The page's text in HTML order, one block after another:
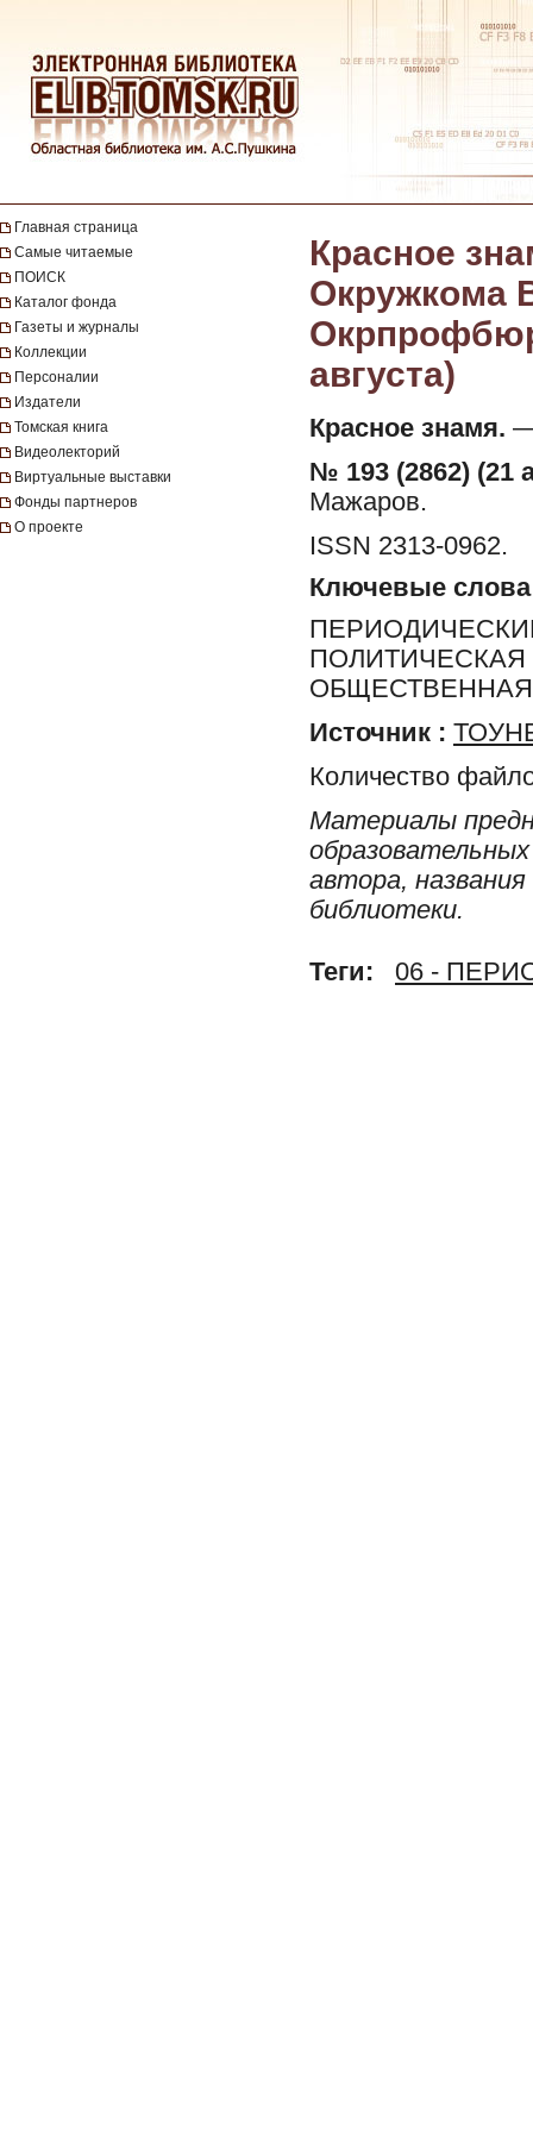
Главная страница
Самые читаемые
ПОИСК
Каталог фонда
Газеты и журналы
Коллекции
Персоналии
Издатели
Томская книга
Видеолекторий
Виртуальные выставки
Фонды партнеров
О проекте
Красное
Окружкома
августа)
Красное знамя. —
№ 193 (2862) (21
Мажаров.
ISSN 2313-0962.
Ключевые слова
Источник :
Количество
Материалы
автора,
библиотеки.
Теги: 06 -